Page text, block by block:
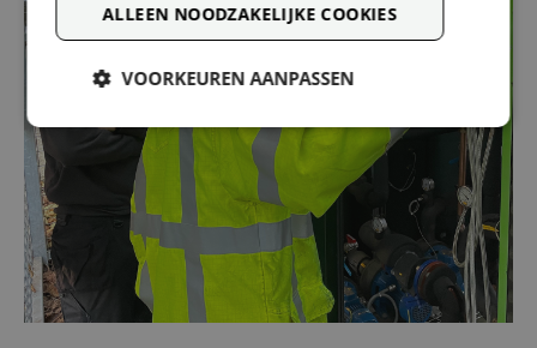
ALLEEN NOODZAKELIJKE COOKIES
VOORKEUREN AANPASSEN